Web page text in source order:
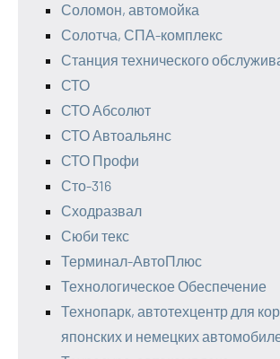
Соломон, автомойка
Солотча, СПА-комплекс
Станция технического
СТО
СТО Абсолют
СТО Автоальянс
СТО Профи
Сто-316
Сходразвал
Сюби текс
Терминал-АвтоПлюс
Технологическое Обеспечение
Технопарк, автотехцентр для
японских и немецких